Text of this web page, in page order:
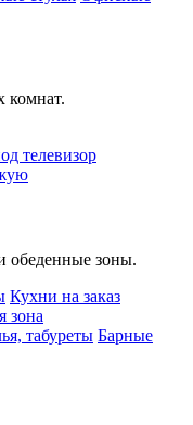
комнат.
телевизор
обеденные зоны.
Кухни на заказ
зона
табуреты Барные